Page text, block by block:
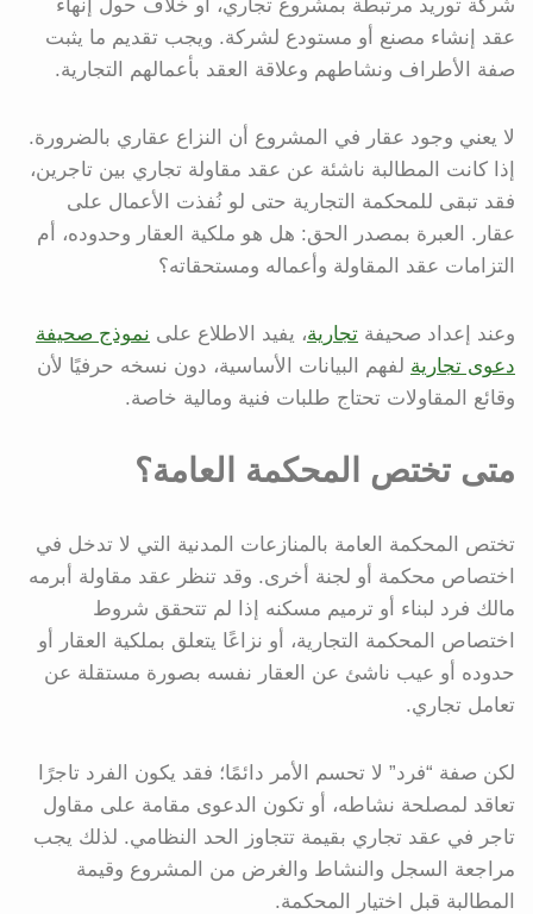
شركة توريد مرتبطة بمشروع تجاري، أو خلاف حول إنهاء
عقد إنشاء مصنع أو مستودع لشركة. ويجب تقديم ما يثبت
صفة الأطراف ونشاطهم وعلاقة العقد بأعمالهم التجارية.
لا يعني وجود عقار في المشروع أن النزاع عقاري بالضرورة.
إذا كانت المطالبة ناشئة عن عقد مقاولة تجاري بين تاجرين،
فقد تبقى للمحكمة التجارية حتى لو نُفذت الأعمال على
عقار. العبرة بمصدر الحق: هل هو ملكية العقار وحدوده، أم
التزامات عقد المقاولة وأعماله ومستحقاته؟
وعند إعداد صحيفة تجارية، يفيد الاطلاع على نموذج صحيفة
دعوى تجارية لفهم البيانات الأساسية، دون نسخه حرفيًا لأن
وقائع المقاولات تحتاج طلبات فنية ومالية خاصة.
متى تختص المحكمة العامة؟
تختص المحكمة العامة بالمنازعات المدنية التي لا تدخل في
اختصاص محكمة أو لجنة أخرى. وقد تنظر عقد مقاولة أبرمه
مالك فرد لبناء أو ترميم مسكنه إذا لم تتحقق شروط
اختصاص المحكمة التجارية، أو نزاعًا يتعلق بملكية العقار أو
حدوده أو عيب ناشئ عن العقار نفسه بصورة مستقلة عن
تعامل تجاري.
لكن صفة “فرد” لا تحسم الأمر دائمًا؛ فقد يكون الفرد تاجرًا
تعاقد لمصلحة نشاطه، أو تكون الدعوى مقامة على مقاول
تاجر في عقد تجاري بقيمة تتجاوز الحد النظامي. لذلك يجب
مراجعة السجل والنشاط والغرض من المشروع وقيمة
المطالبة قبل اختيار المحكمة.